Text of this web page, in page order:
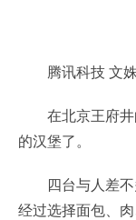
腾讯科技 文
在北京王府
的汉堡了。
四台与人差
经过选择面包、